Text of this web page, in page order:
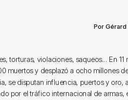
Por Gérard
torturas, violaciones, saqueos... En
muertos y desplazó a ocho millones
se disputan influencia, puertos y
por el tráfico internacional de